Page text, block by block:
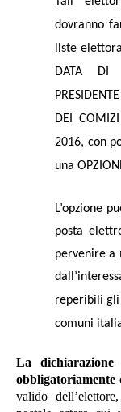
dovranno
liste
DATA DI
DEI
2016, con
una
L’opzione
posta
pervenire a
reperibili
comuni
La
valido